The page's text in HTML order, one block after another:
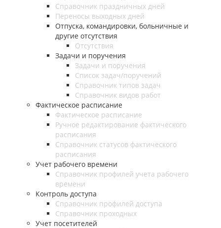
Справочник праздничных дней
Переносы выходных дней
Отпуска, командировки, больничные и
другие отсутствия
Отсутствия
Задачи и поручения
Задачи и поручения
Список задач/поручений
Справочник типов задач
Справочник видов работ
Фактическое расписание
Фактическое расписание
Ручное редактирование фактического
расписания
Справочник статусов фактического
расписания
Учет рабочего времени
Справочник профилей учета рабочего
времени
Контроль доступа
Справочник профилей доступа
Справочник проходных
Учет посетителей